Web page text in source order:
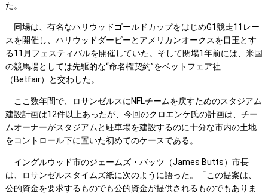
た。
同場は、有名なハリウッドゴールドカップをはじめG1競走11レー
スを開催し、ハリウッドダービーとアメリカンオークスを目玉とす
る11月フェスティバルを開催していた。そして閉場1年前には、米国
の競馬場としては先駆的な“命名権契約”をベットフェア社
（Betfair）と交わした。
ここ数年間で、ロサンゼルスにNFLチームを戻すためのスタジアム
建設計画は12件以上あったが、今回のクロエンケ氏の計画は、チー
ムオーナーがスタジアムと駐車場を建設するのに十分な市内の土地
をコントロール下に置いた初めてのケースである。
イングルウッド市のジェームズ・バッツ（James Butts）市長
は、ロサンゼルスタイムズ紙に次のように語った。「この提案は、
公的資金を要求するものでも公的資金が提供されるものでもありま